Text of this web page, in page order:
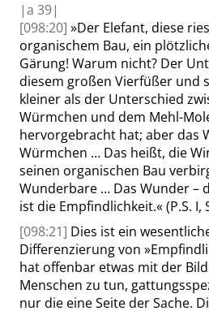
|a 39|
[098:20] »Der Elefant, diese
organischem Bau, ein
Gärung! Warum nicht? Der
diesem großen Vierfüßer und
kleiner als der Unterschied
Würmchen und dem Mehl-
hervorgebracht hat; aber das
Würmchen … Das heißt, die
seinen organischen Bau
Wunderbare … Das Wunder –
ist die Empfindlichkeit.«(P.S. I,
[098:21] Dies ist ein
Differenzierung von »
hat offenbar etwas mit der
Menschen zu tun,
nur die eine Seite der Sache.